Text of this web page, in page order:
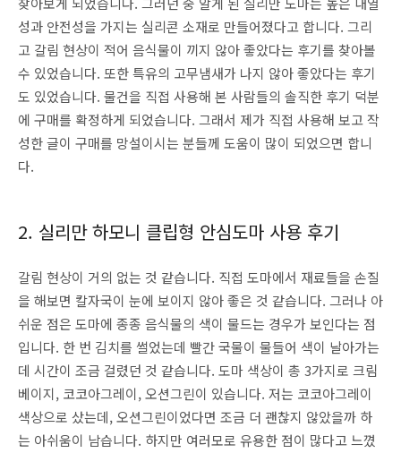
성과 안전성을 가지는 실리콘 소재로 만들어졌다고 합니다. 그리
고 갈림 현상이 적어 음식물이 끼지 않아 좋았다는 후기를 찾아볼
수 있었습니다. 또한 특유의 고무냄새가 나지 않아 좋았다는 후기
도 있었습니다. 물건을 직접 사용해 본 사람들의 솔직한 후기 덕분
에 구매를 확정하게 되었습니다. 그래서 제가 직접 사용해 보고 작
성한 글이 구매를 망설이시는 분들께 도움이 많이 되었으면 합니
다.
2. 실리만 하모니 클립형 안심도마 사용 후기
갈림 현상이 거의 없는 것 같습니다. 직접 도마에서 재료들을 손질
을 해보면 칼자국이 눈에 보이지 않아 좋은 것 같습니다. 그러나 아
쉬운 점은 도마에 종종 음식물의 색이 물드는 경우가 보인다는 점
입니다. 한 번 김치를 썰었는데 빨간 국물이 물들어 색이 날아가는
데 시간이 조금 걸렸던 것 같습니다. 도마 색상이 총 3가지로 크림
베이지, 코코아그레이, 오션그린이 있습니다. 저는 코코아그레이
색상으로 샀는데, 오션그린이었다면 조금 더 괜찮지 않았을까 하
는 아쉬움이 남습니다. 하지만 여러모로 유용한 점이 많다고 느꼈